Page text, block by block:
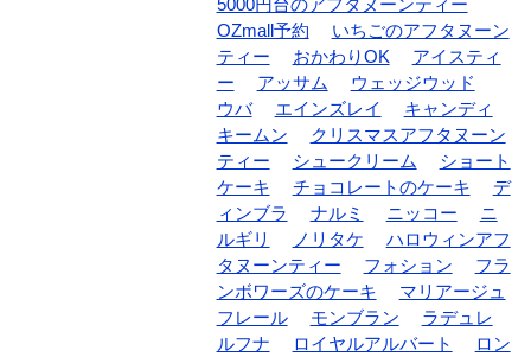
OZmall予約
いちごのアフタヌーン
ティー
おかわりOK
アイスティ
ー
アッサム
ウェッジウッド
ウバ
エインズレイ
キャンディ
キームン
クリスマスアフタヌーン
ティー
シュークリーム
ショート
ケーキ
チョコレートのケーキ
デ
ィンブラ
ナルミ ニッコー
ニ
ルギリ
ノリタケ
ハロウィンアフ
タヌーンティー
フォション
フラ
ンボワーズのケーキ
マリアージュ
フレール
モンブラン
ラデュレ
ルフナ
ロイヤルアルバート
ロン